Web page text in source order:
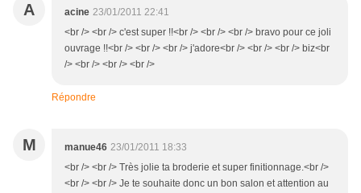
A acine 23/01/2011 22:41
<br /> <br /> c'est super !!<br /> <br /> <br /> bravo pour ce joli
ouvrage !!<br /> <br /> <br /> j'adore<br /> <br /> <br /> biz<br
/> <br /> <br /> <br />
Répondre
M manue46 23/01/2011 18:33
<br /> <br /> Très jolie ta broderie et super finitionnage.<br />
<br /> <br /> Je te souhaite donc un bon salon et attention au